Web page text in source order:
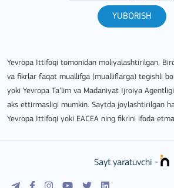
YUBORISH
Yevropa Ittifoqi tomonidan moliyalashtirilgan.
va fikrlar faqat muallifga (mualliflarga) tegishli
yoki Yevropa Ta’lim va Madaniyat Ijroiya
aks ettirmasligi mumkin. Saytda joylashtirilgan
Yevropa Ittifoqi yoki EACEA ning fikrini ifoda
Sayt yaratuvchi -